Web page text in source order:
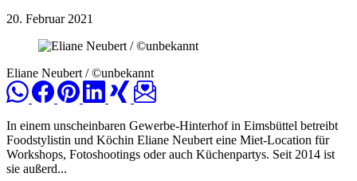
20. Februar 2021
Eliane Neubert / ©unbekannt
In einem unscheinbaren Gewerbe-Hinterhof in Eimsbüttel betreibt
Foodstylistin und Köchin Eliane Neubert eine Miet-Location für
Workshops, Fotoshootings oder auch Küchenpartys. Seit 2014 ist
sie außerd...